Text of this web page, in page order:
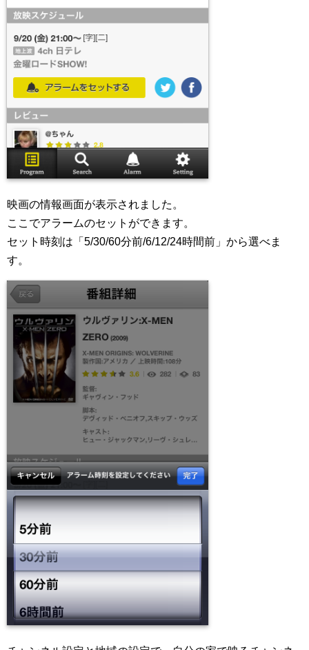
映画の情報画面が表示されました。
ここでアラームのセットができます。
セット時刻は「5/30/60分前/6/12/24時間前」から選べま
す。